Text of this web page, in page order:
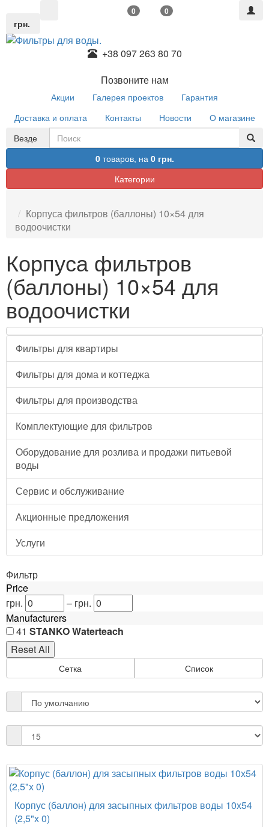
грн.
0 0
+38 097 263 80 70
Позвоните нам
Акции Галерея проектов
Гарантия
Доставка и оплата
Контакты Новости
О магазине
Везде
0товаров, на 0 грн.
Категории
Корпуса фильтров (баллоны) 10×54 для
водоочистки
Корпуса фильтров
(баллоны) 10×54 для
водоочистки
Фильтры для квартиры
Фильтры для дома и коттеджа
Фильтры для производства
Комплектующие для фильтров
Оборудование для розлива и продажи питьевой
воды
Сервис и обслуживание
Акционные предложения
Услуги
Фильтр
Price
грн.
– грн.
Manufacturers
41 STANKO Waterteach
Сетка Список
Корпус (баллон) для засыпных фильтров воды 10х54
(2,5"х 0)